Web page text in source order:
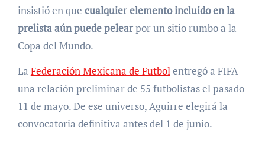
insistió en que cualquier elemento incluido en la
prelista aún puede pelearpor un sitio rumbo a la
Copa del Mundo.
La Federación Mexicana de Futbol entregó a FIFA
una relación preliminar de 55 futbolistas el pasado
11 de mayo. De ese universo, Aguirre elegirá la
convocatoria definitiva antes del 1 de junio.